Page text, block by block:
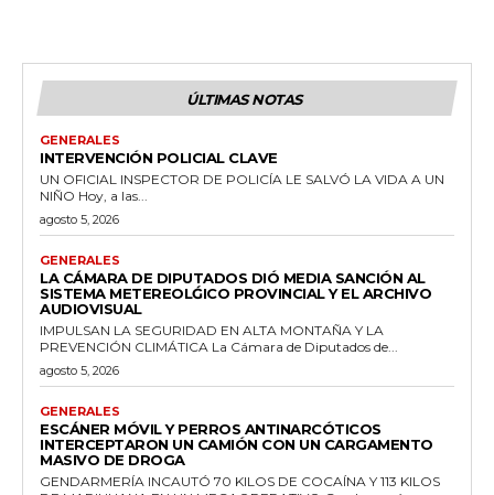
ÚLTIMAS NOTAS
GENERALES
INTERVENCIÓN POLICIAL CLAVE
UN OFICIAL INSPECTOR DE POLICÍA LE SALVÓ LA VIDA A UN
NIÑO Hoy, a las...
agosto 5, 2026
GENERALES
LA CÁMARA DE DIPUTADOS DIÓ MEDIA SANCIÓN AL
SISTEMA METEREOLǴICO PROVINCIAL Y EL ARCHIVO
AUDIOVISUAL
IMPULSAN LA SEGURIDAD EN ALTA MONTAÑA Y LA
PREVENCIÓN CLIMÁTICA La Cámara de Diputados de...
agosto 5, 2026
GENERALES
ESCÁNER MÓVIL Y PERROS ANTINARCÓTICOS
INTERCEPTARON UN CAMIÓN CON UN CARGAMENTO
MASIVO DE DROGA
GENDARMERÍA INCAUTÓ 70 KILOS DE COCAÍNA Y 113 KILOS